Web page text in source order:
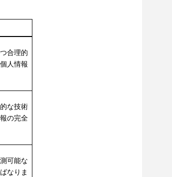
合理的
人情報
な技術
の完全
可能な
なりま